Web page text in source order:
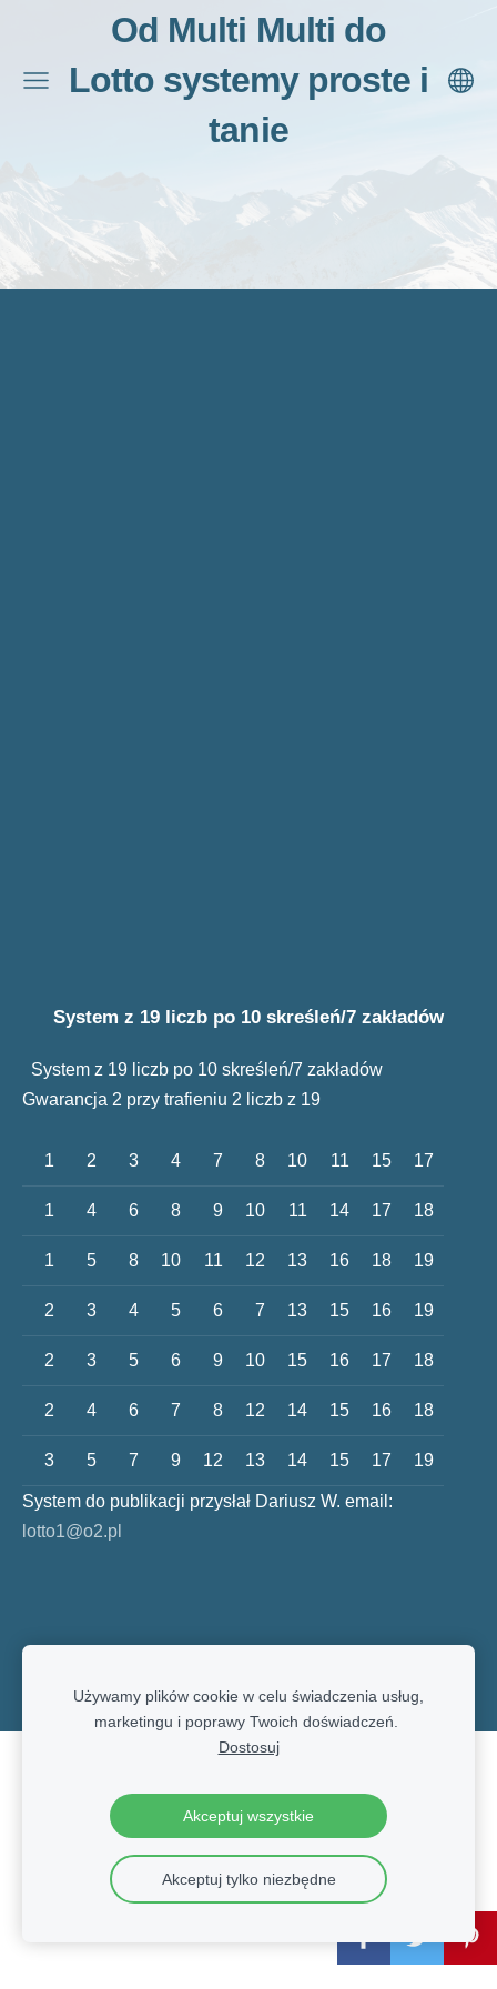
Od Multi Multi do
Lotto systemy proste i
tanie
System z 19 liczb po 10 skreśleń/7 zakładów
System z 19 liczb po 10 skreśleń/7 zakładów
Gwarancja 2 przy trafieniu 2 liczb z 19
1 2 3 4 7 8 10 11 15 17
1 4 6 8 9 10 11 14 17 18
1 5 8 10 11 12 13 16 18 19
2 3 4 5 6 7 13 15 16 19
2 3 5 6 9 10 15 16 17 18
2 4 6 7 8 12 14 15 16 18
3 5 7 9 12 13 14 15 17 19
System do publikacji przysłał Dariusz W. email:
lotto1@o2.pl
Używamy plików cookie w celu świadczenia usług,
marketingu i poprawy Twoich doświadczeń.
Dostosuj
Akceptuj wszystkie
Akceptuj tylko niezbędne